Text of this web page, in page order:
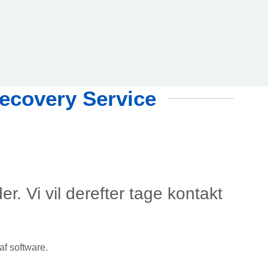
Service
Vi vil derefter tage kontakt
software.